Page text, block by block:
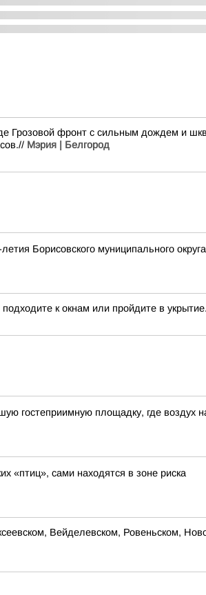
Грозовой фронт с сильным дождем и
Мэрия | Белгород
Борисовского муниципального округа
к окнам или пройдите в
гостеприимную площадку, где воздух
«птиц», сами находятся в зоне риска
Вейделевском, Ровеньском,